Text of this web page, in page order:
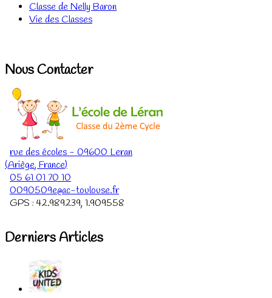
Classe de Nelly Baron
Vie des Classes
Nous Contacter
rue des écoles - 09600 Leran
(Ariège, France)
05 61 01 70 10
0090509e@ac-toulouse.fr
GPS : 42.989239, 1.909558
Derniers Articles